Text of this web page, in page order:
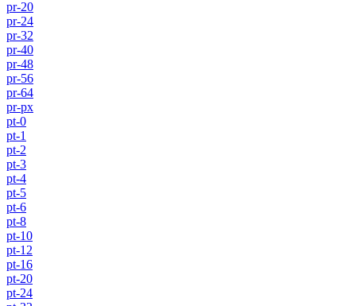
pr-20
pr-24
pr-32
pr-40
pr-48
pr-56
pr-64
pr-px
pt-0
pt-1
pt-2
pt-3
pt-4
pt-5
pt-6
pt-8
pt-10
pt-12
pt-16
pt-20
pt-24